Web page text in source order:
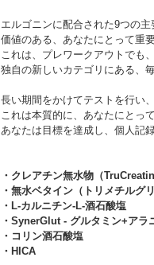
エルゴニンに配合された9つの
価値のある、あなたにとって重
これは、プレワークアウトでも
独自の新しいカテゴリにある、
長い期間をかけてテストを行い
これは本質的に、あなたにとっ
あなたは目標を達成し、個人記
・クレアチン無水物（
・無水ベタイン（トリメチルグリ
・L-カルニチン-L-酒石酸塩
・SynerGlut - グルタミン+アラ
・コリン酒石酸塩
・HICA